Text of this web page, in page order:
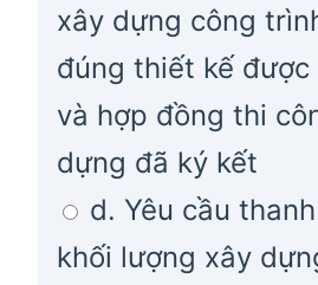
xây dựng công
đúng thiết kế
và hợp đồng thi
dựng đã ký kết
d. Yêu cầu
khối lượng xây